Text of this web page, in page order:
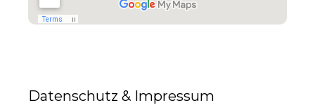
Datenschutz & Impressum